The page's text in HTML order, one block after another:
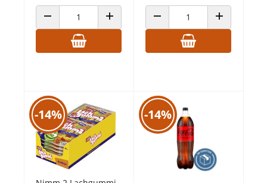
ANZAHL VERRINGERNANZAHL ERHÖHENANZAHL VERRINGERNANZAHL
-14% -14%